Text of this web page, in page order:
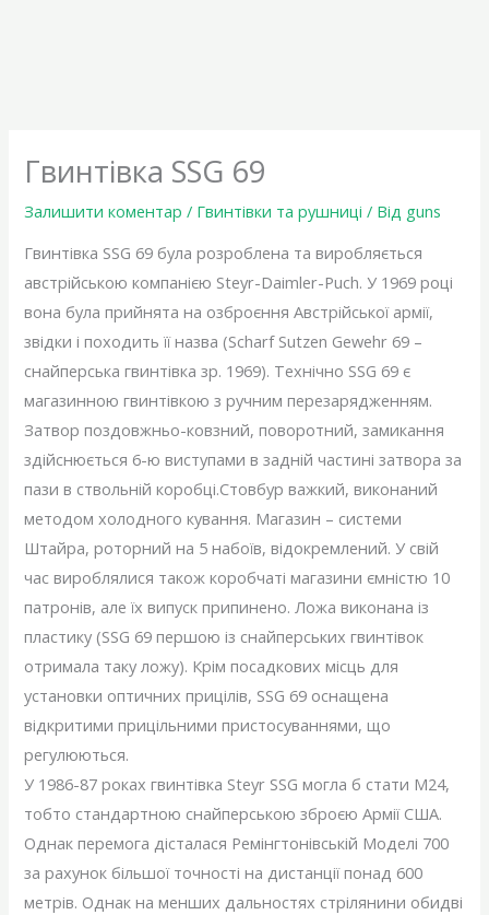
Гвинтівка SSG 69
Залишити коментар / Гвинтівки та рушниці / Від guns
Гвинтівка SSG 69 була розроблена та виробляється
австрійською компанією Steyr-Daimler-Puch. У 1969 році
вона була прийнята на озброєння Австрійської армії,
звідки і походить її назва (Scharf Sutzen Gewehr 69 –
снайперська гвинтівка зр. 1969). Технічно SSG 69 є
магазинною гвинтівкою з ручним перезарядженням.
Затвор поздовжньо-ковзний, поворотний, замикання
здійснюється 6-ю виступами в задній частині затвора за
пази в ствольній коробці.Стовбур важкий, виконаний
методом холодного кування. Магазин – системи
Штайра, роторний на 5 набоїв, відокремлений. У свій
час вироблялися також коробчаті магазини ємністю 10
патронів, але їх випуск припинено. Ложа виконана із
пластику (SSG 69 першою із снайперських гвинтівок
отримала таку ложу). Крім посадкових місць для
установки оптичних прицілів, SSG 69 оснащена
відкритими прицільними пристосуваннями, що
регулюються.
У 1986-87 роках гвинтівка Steyr SSG могла б стати М24,
тобто стандартною снайперською зброєю Армії США.
Однак перемога дісталася Ремінгтонівській Моделі 700
за рахунок більшої точності на дистанції понад 600
метрів. Однак на менших дальностях стрілянини обидві